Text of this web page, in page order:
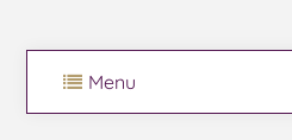
Menu